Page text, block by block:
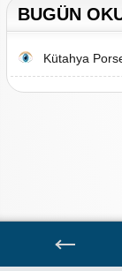
BUGÜN
Kütahya
Hakkımızda/Firma